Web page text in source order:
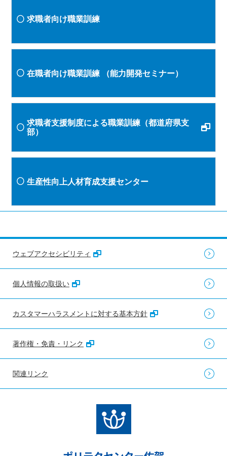
求職者向け職業訓練
在職者向け職業訓練 （能力開発セミナー）
求職者支援制度による職業訓練（都道府県支
部）
生産性向上人材育成支援センター
ウェブアクセシビリティ
個人情報の取扱い
カスタマーハラスメントに対する基本方針
著作権・免責・リンク
関連リンク